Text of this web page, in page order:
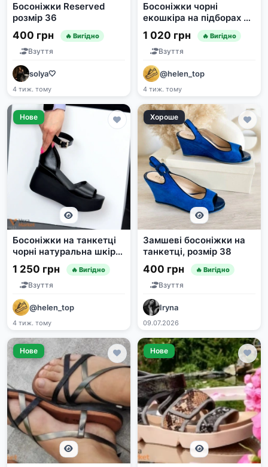
Босоніжки Reserved
розмір 36
400 грн 🔥 Вигідно
Взуття
solya🤍
4 тиж. тому
Босоніжки чорні
екошкіра на підборах 7
см
1 020 грн 🔥 Вигідно
Взуття
@helen_top
4 тиж. тому
Нове
Босоніжки на танкетці
чорні натуральна шкіра
арт 10533
1 250 грн 🔥 Вигідно
Взуття
@helen_top
4 тиж. тому
Хороше
Замшеві босоніжки на
танкетці, розмір 38
400 грн 🔥 Вигідно
Взуття
Iryna
09.07.2026
Нове Нове